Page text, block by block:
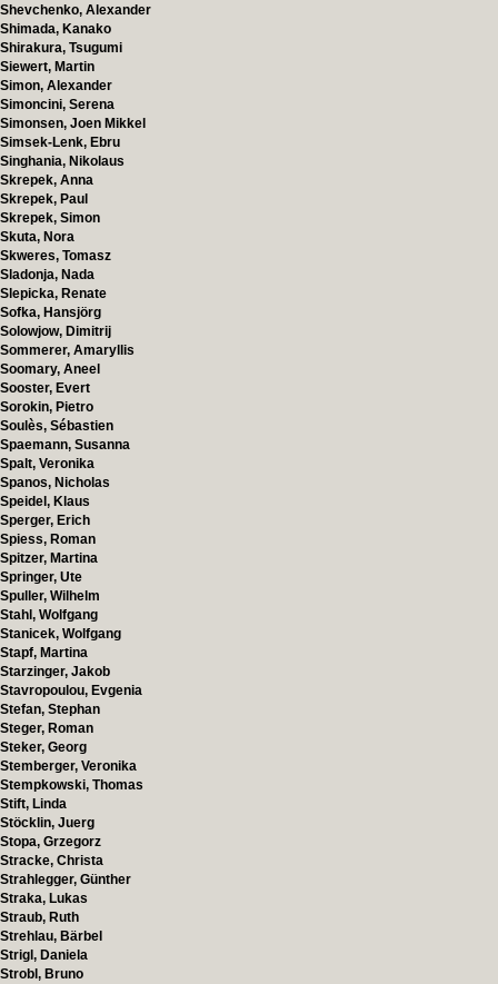
Shevchenko, Alexander
Shimada, Kanako
Shirakura, Tsugumi
Siewert, Martin
Simon, Alexander
Simoncini, Serena
Simonsen, Joen Mikkel
Simsek-Lenk, Ebru
Singhania, Nikolaus
Skrepek, Anna
Skrepek, Paul
Skrepek, Simon
Skuta, Nora
Skweres, Tomasz
Sladonja, Nada
Slepicka, Renate
Sofka, Hansjörg
Solowjow, Dimitrij
Sommerer, Amaryllis
Soomary, Aneel
Sooster, Evert
Sorokin, Pietro
Soulès, Sébastien
Spaemann, Susanna
Spalt, Veronika
Spanos, Nicholas
Speidel, Klaus
Sperger, Erich
Spiess, Roman
Spitzer, Martina
Springer, Ute
Spuller, Wilhelm
Stahl, Wolfgang
Stanicek, Wolfgang
Stapf, Martina
Starzinger, Jakob
Stavropoulou, Evgenia
Stefan, Stephan
Steger, Roman
Steker, Georg
Stemberger, Veronika
Stempkowski, Thomas
Stift, Linda
Stöcklin, Juerg
Stopa, Grzegorz
Stracke, Christa
Strahlegger, Günther
Straka, Lukas
Straub, Ruth
Strehlau, Bärbel
Strigl, Daniela
Strobl, Bruno